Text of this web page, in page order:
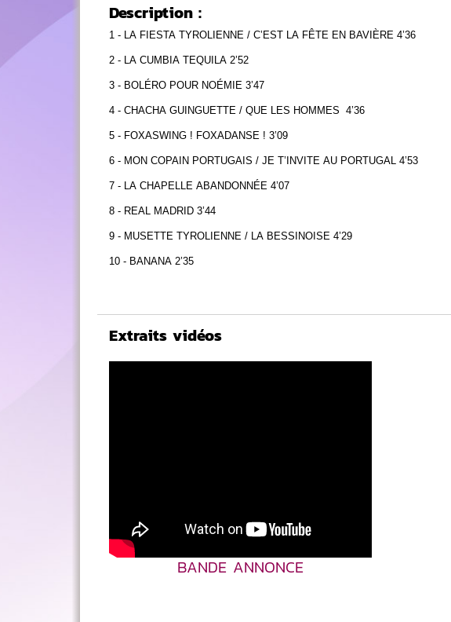
Description :
1 - LA FIESTA TYROLIENNE / C’EST LA FÊTE EN BAVIÈRE 4’36
2 - LA CUMBIA TEQUILA 2’52
3 - BOLÉRO POUR NOÉMIE 3’47
4 - CHACHA GUINGUETTE / QUE LES HOMMES 4’36
5 - FOXASWING ! FOXADANSE ! 3’09
6 - MON COPAIN PORTUGAIS / JE T’INVITE AU PORTUGAL 4’53
7 - LA CHAPELLE ABANDONNÉE 4’07
8 - REAL MADRID 3’44
9 - MUSETTE TYROLIENNE / LA BESSINOISE 4’29
10 - BANANA 2’35
Extraits vidéos
BANDE ANNONCE